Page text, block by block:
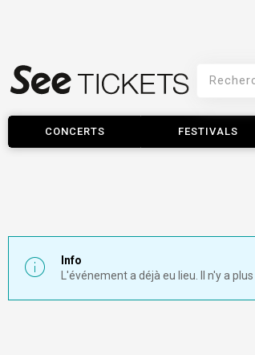
CONCERTS FESTIVALS
Info
L'événement a déjà eu lieu. Il n'y a